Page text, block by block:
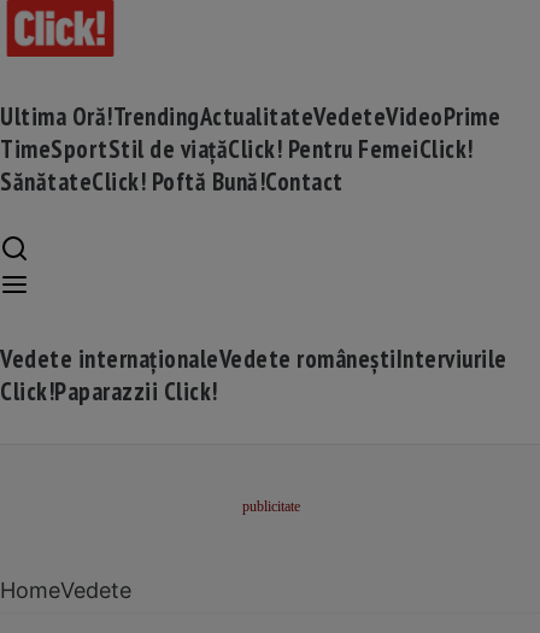
Ultima Oră!TrendingActualitateVedeteVideoPrime
TimeSportStil de viațăClick! Pentru FemeiClick!
SănătateClick! Poftă Bună!Contact
Vedete internaționaleVedete româneștiInterviurile
Click!Paparazzii Click!
HomeVedete